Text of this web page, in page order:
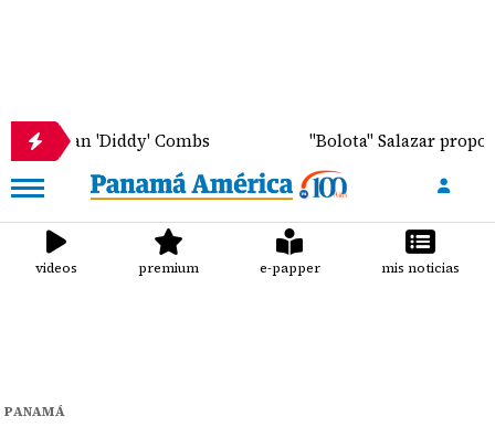
Combs "Bolota" Salazar propone quitar
videos premium e-papper mis noticias
PANAMÁ